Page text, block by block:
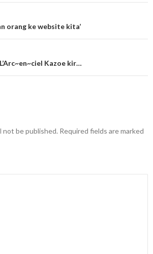
orang ke website kita’
Kazoe kir…
not be published. Required fields are marked